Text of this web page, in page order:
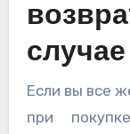
Если вы все
при